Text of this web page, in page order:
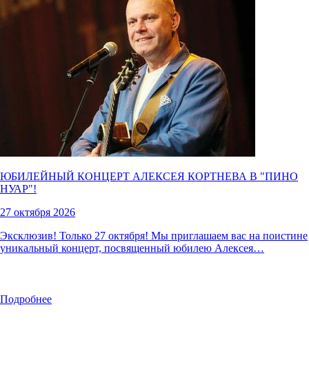
ЮБИЛЕЙНЫЙ КОНЦЕРТ АЛЕКСЕЯ КОРТНЕВА В "ПИНО
НУАР"!
27 октября 2026
Эксклюзив! Только 27 октября! Мы приглашаем вас на поистине
уникальный концерт, посвященный юбилею Алексея…
Подробнее